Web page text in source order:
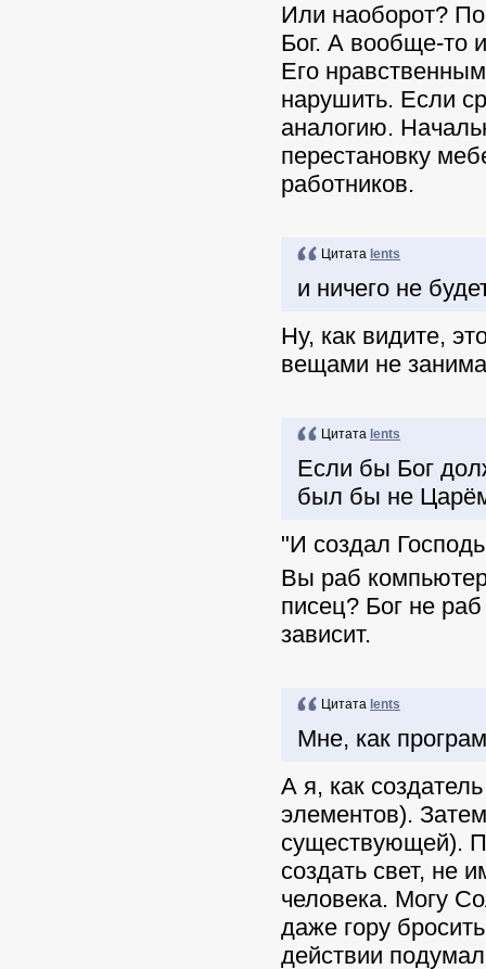
Или наоборот?
Бог. А вообще-то
Его
нарушить. Если
аналогию.
перестановку
работников.
Цитата lents
и ничего не
Ну, как видите,
вещами не
Цитата lents
Если бы Бог
был бы не
"И создал
Вы раб
писец? Бог не
зависит.
Цитата lents
Мне, как
А я, как
элементов).
существующей).
создать свет, не
человека. Могу
даже гору
действии